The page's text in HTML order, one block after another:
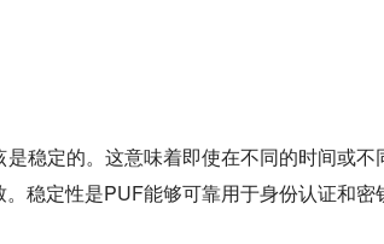
稳定的。这意味着即使在不同的时间或不
稳定性是PUF能够可靠用于身份认证和密